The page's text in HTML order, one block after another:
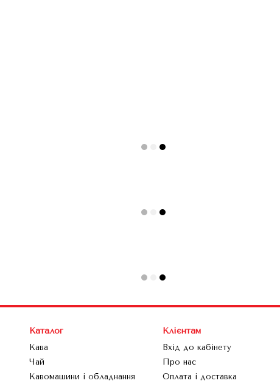
Каталог
Кава
Чай
Кавомашини і обладнання
Клієнтам
Вхід до кабінету
Про нас
Оплата і доставка